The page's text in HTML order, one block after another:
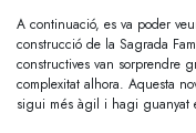
A continuació, es va poder
construcció de la Sagrada
constructives van sorprendre
complexitat alhora. Aquesta
sigui més àgil i hagi guanyat